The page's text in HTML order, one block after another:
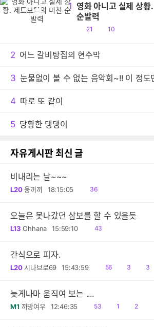
1 영화 아니고 실제 상황
순발력
공
21
댓
10
영
2 어느 갈비탕집의 현수막
3
4 따로 또 같이
5 당황한 댕댕이
자유게시판 최신 글
비내리는 날~~~
L20 웅끼끼 18:15:05
읽
36
오늘은 못나갔던 삼보를 할 수 있을듯
L13 Ohhana 15:59:10
읽
43
간식으로 피자.
L20 시나브로69 15:43:59
읽
56
공
3
댓
3
늦게나마 움직여 보는 ....
M1 까망여우 12:46:35
읽
53
공1
댓
2